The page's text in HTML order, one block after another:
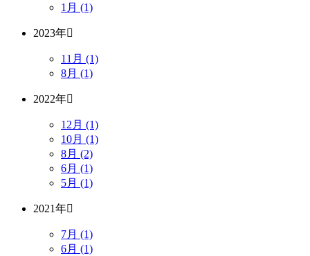
1月 (1)
2023年
11月 (1)
8月 (1)
2022年
12月 (1)
10月 (1)
8月 (2)
6月 (1)
5月 (1)
2021年
7月 (1)
6月 (1)